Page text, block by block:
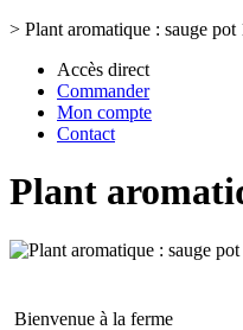
> Plant aromatique : sauge pot
Accès direct
Commander
Mon compte
Contact
Plant
Bienvenue à la ferme